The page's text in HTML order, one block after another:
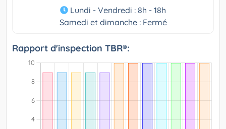
Lundi - Vendredi : 8h - 18h
Samedi et dimanche : Fermé
Rapport d'inspection TBR®: